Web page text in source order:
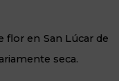
flor en San Lúcar de
seca.